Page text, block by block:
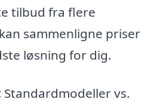
tilbud fra flere
sammenligne priser
løsning for dig.
Standardmodeller vs.